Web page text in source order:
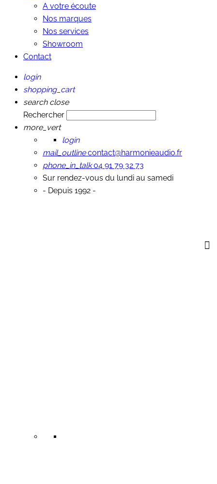
A votre écoute
Nos marques
Nos services
Showroom
Contact
login
shopping_cart
search close
Rechercher
more_vert
login
mail_outline contact@harmonieaudio.fr
phone_in_talk 04 91 79 32 73
Sur rendez-vous du lundi au samedi
- Depuis 1992 -